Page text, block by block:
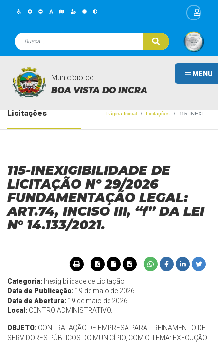
MENU
Município de
BOA VISTA DO INCRA
Licitações Página Inicial Licitações 115-INEXIGIBILIDADE DE LICITAÇÃO Nº 29/2026 FUNDAMENTAÇÃO LEGAL: ART.74, INCISO III, “f” DA LEI N° 14.133/2021.
115-INEXIGIBILIDADE DE
LICITAÇÃO Nº 29/2026
FUNDAMENTAÇÃO LEGAL:
ART.74, INCISO III, “f” DA LEI
N° 14.133/2021.
Categoria: Inexigibilidade de Licitação
Data de Publicação: 19 de maio de 2026
Data de Abertura: 19 de maio de 2026
Local: CENTRO ADMINISTRATIVO.
OBJETO: CONTRATAÇÃO DE EMPRESA PARA TREINAMENTO DE
SERVIDORES PÚBLICOS DO MUNICÍPIO, COM O TEMA: EXECUÇÃO